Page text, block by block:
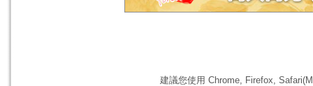
建議您使用 Chrome, Firefox,